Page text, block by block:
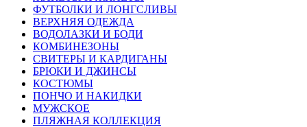
ФУТБОЛКИ И ЛОНГСЛИВЫ
ВЕРХНЯЯ ОДЕЖДА
ВОДОЛАЗКИ И БОДИ
КОМБИНЕЗОНЫ
СВИТЕРЫ И КАРДИГАНЫ
БРЮКИ И ДЖИНСЫ
КОСТЮМЫ
ПОНЧО И НАКИДКИ
МУЖСКОЕ
ПЛЯЖНАЯ КОЛЛЕКЦИЯ